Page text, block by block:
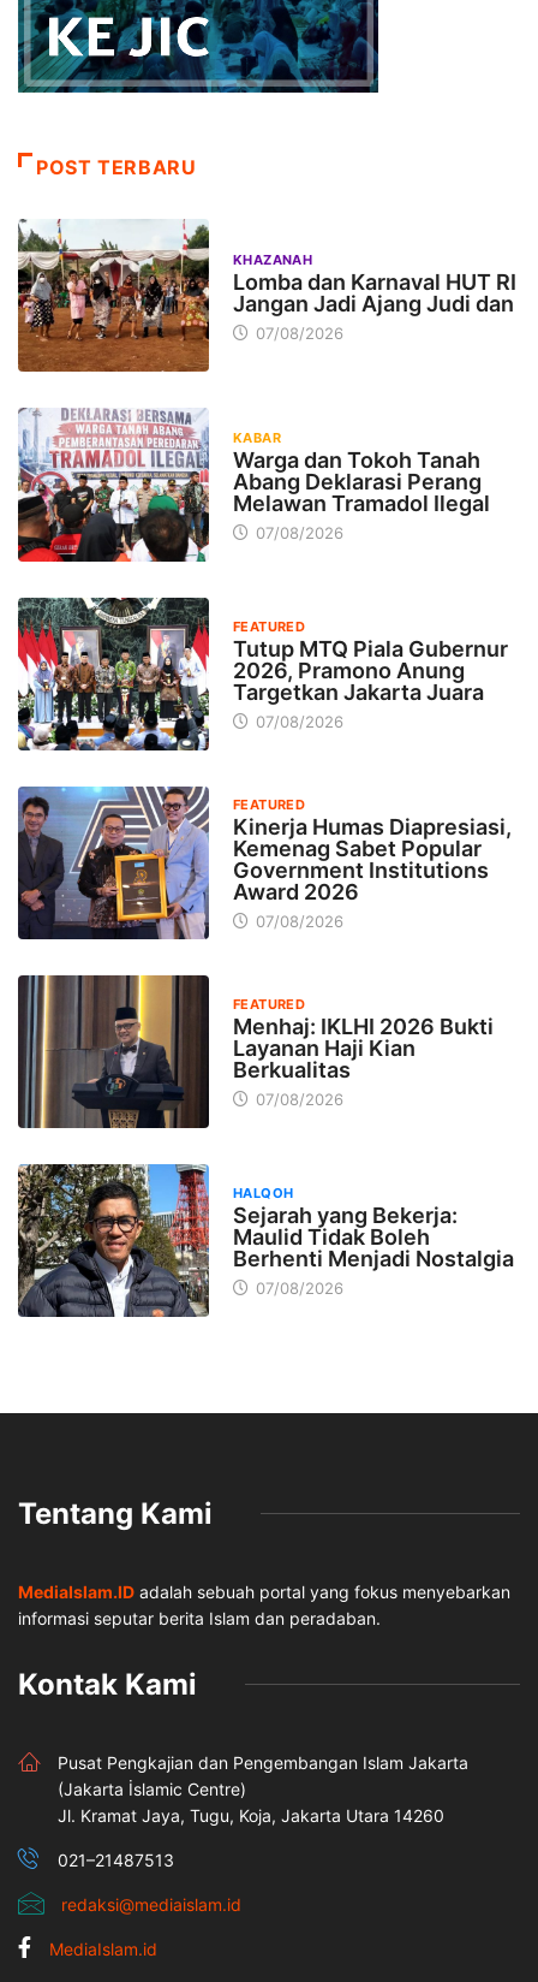
POST TERBARU
KHAZANAH
Lomba dan Karnaval HUT RI
Jangan Jadi Ajang Judi dan
07/08/2026
KABAR
Warga dan Tokoh Tanah
Abang Deklarasi Perang
Melawan Tramadol Ilegal
07/08/2026
FEATURED
Tutup MTQ Piala Gubernur
2026, Pramono Anung
Targetkan Jakarta Juara
07/08/2026
FEATURED
Kinerja Humas Diapresiasi,
Kemenag Sabet Popular
Government Institutions
Award 2026
07/08/2026
FEATURED
Menhaj: IKLHI 2026 Bukti
Layanan Haji Kian
Berkualitas
07/08/2026
HALQOH
Sejarah yang Bekerja:
Maulid Tidak Boleh
Berhenti Menjadi Nostalgia
07/08/2026
Tentang Kami
MediaIslam.ID adalah sebuah portal yang fokus menyebarkan
informasi seputar berita Islam dan peradaban.
Kontak Kami
Pusat Pengkajian dan Pengembangan Islam Jakarta
(Jakarta İslamic Centre)
Jl. Kramat Jaya, Tugu, Koja, Jakarta Utara 14260
021–21487513
redaksi@mediaislam.id
MediaIslam.id